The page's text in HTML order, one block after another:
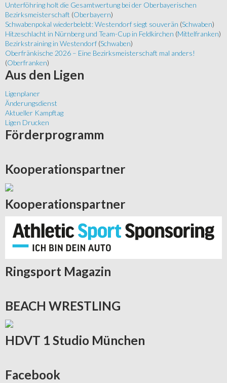
Unterföhring holt die Gesamtwertung bei der Oberbayerischen
Bezirksmeisterschaft (Oberbayern)
Schwabenpokal wiederbelebt: Westendorf siegt souverän (Schwaben)
Hitzeschlacht in Nürnberg und Team-Cup in Feldkirchen (Mittelfranken)
Bezirkstraining in Westendorf (Schwaben)
Oberfränkische 2026 – Eine Bezirksmeisterschaft mal anders!
(Oberfranken)
Aus den Ligen
Ligenplaner
Änderungsdienst
Aktueller Kampftag
Ligen Drucken
Förderprogramm
Kooperationspartner
Kooperationspartner
Ringsport Magazin
BEACH WRESTLING
HDVT 1 Studio München
Facebook